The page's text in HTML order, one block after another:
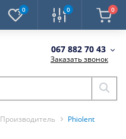
0 0 0
067 882 70 43
Заказать звонок
Производитель Phiolent